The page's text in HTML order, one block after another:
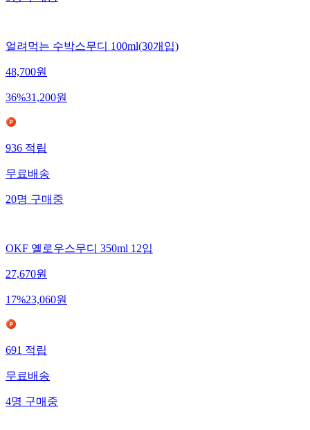
8명구매중
얼려먹는 수박스무디 100ml(30개입)
48,700원
36%31,200원
936적립
무료배송
20명구매중
OKF 옐로우스무디 350ml 12입
27,670원
17%23,060원
691적립
무료배송
4명구매중